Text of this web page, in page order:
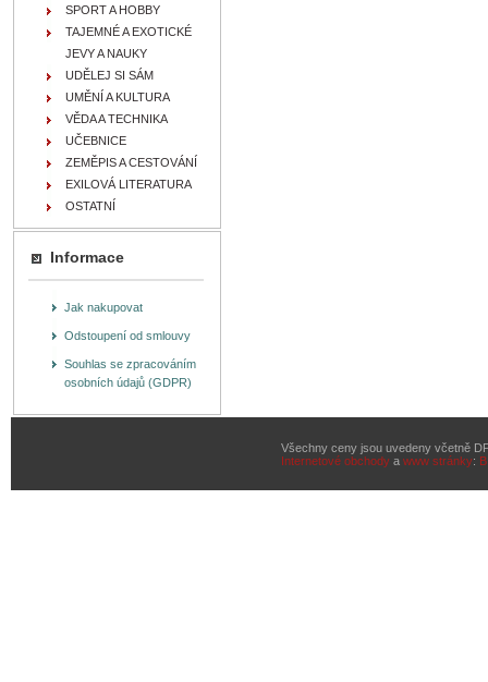
SPORT A HOBBY
TAJEMNÉ A EXOTICKÉ
JEVY A NAUKY
UDĚLEJ SI SÁM
UMĚNÍ A KULTURA
VĚDA A TECHNIKA
UČEBNICE
ZEMĚPIS A CESTOVÁNÍ
EXILOVÁ LITERATURA
OSTATNÍ
Informace
Jak nakupovat
Odstoupení od smlouvy
Souhlas se zpracováním
osobních údajů (GDPR)
Všechny ceny jsou uvedeny včetně
Internetové obchodya www stránky: